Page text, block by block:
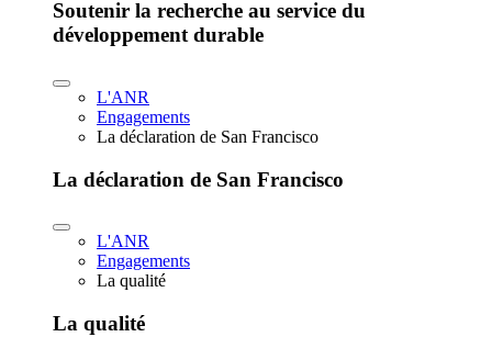
Soutenir la recherche au service du
développement durable
L'ANR
Engagements
La déclaration de San Francisco
La déclaration de San Francisco
L'ANR
Engagements
La qualité
La qualité